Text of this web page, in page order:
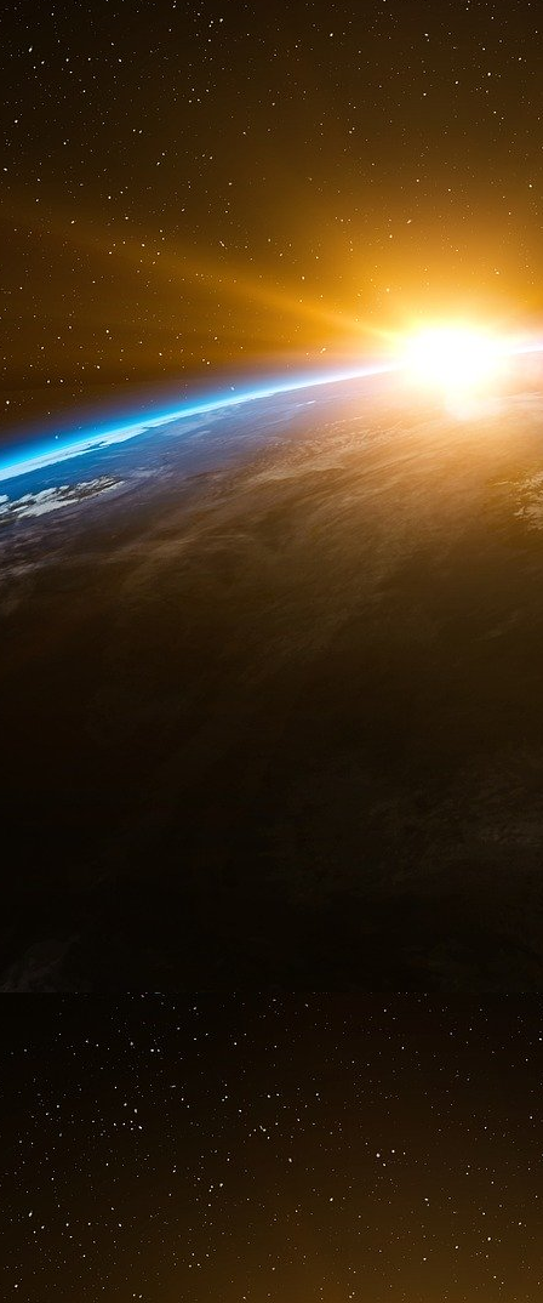
D’après les premiers éléments de
réseaux de clientèle”. Le premier facturait
pour environ 200 euros. Le deuxième
registre de vaccination sans recevoir de
Quatre nouvelles personnes, considérées
suite. La police suspecte notamment une
ses mots de passe et ceux d’au moins
informatique de santé et modifier les données
À lire aussi : Fraude. La Bulgarie,
“La vente de faux certificats de vaccination a
pour la première fois avant l’été dernier”,
sanitaire pour la saison estivale, ajoute
certaines régions autonomes, compétentes
de l’entreprise PharmaMar, figure parmi les 2
Courrier International
Le nom de José María Fernández Sousa-
des milliers de personnes faussement
comme le confirment des sources
España ». Le président de la société
une des journaux pour l’efficacité de son
les 2 200 noms figurant sur la liste
faussement vaccinées contre la maladie.
La liste de la police, envoyée aux tribunaux
Faro, les noms d’autres personnes connues
de tennis australien Álex de Miñaur.